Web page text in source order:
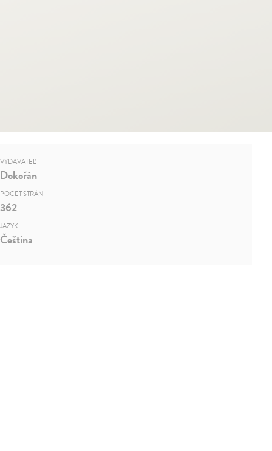
VYDAVATEĽ
Dokořán
POČET STRÁN
362
JAZYK
Čeština